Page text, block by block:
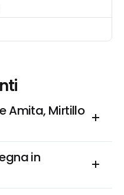
Amita, Mirtillo
in